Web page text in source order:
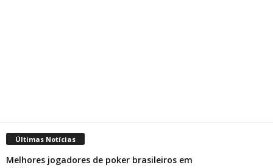
Últimas Notícias
Melhores jogadores de poker brasileiros em